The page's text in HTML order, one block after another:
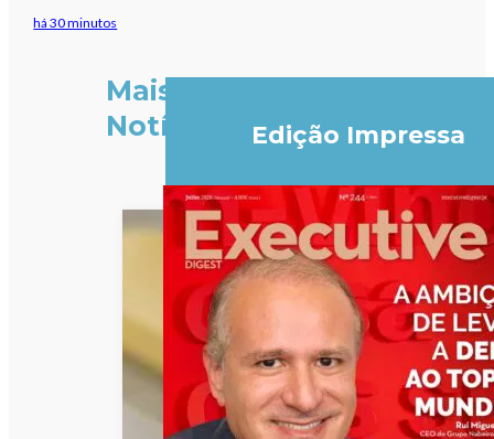
há 30 minutos
Mais
Notícias
Edição Impressa